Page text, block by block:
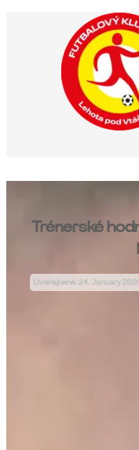
Staň
Trénerské
Uverejnené: 24. January 2026